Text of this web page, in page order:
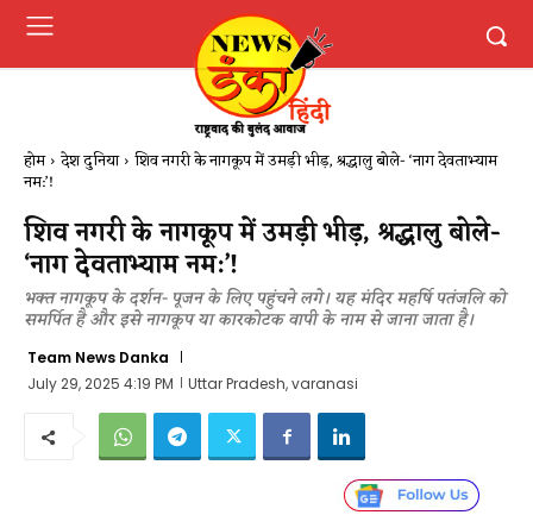
होम देश दुनिया शिव नगरी के नागकूप में उमड़ी भीड़, श्रद्धालु बोले- ‘नाग देवताभ्याम
नम:’!
शिव नगरी के नागकूप में उमड़ी भीड़, श्रद्धालु बोले-
‘नाग देवताभ्याम नम:’!
भक्त नागकूप के दर्शन- पूजन के लिए पहुंचने लगे। यह मंदिर महर्षि पतंजलि को
समर्पित है और इसे नागकूप या कारकोटक वापी के नाम से जाना जाता है।
Team News Danka
July 29, 2025 4:19 PM
Uttar Pradesh, varanasi